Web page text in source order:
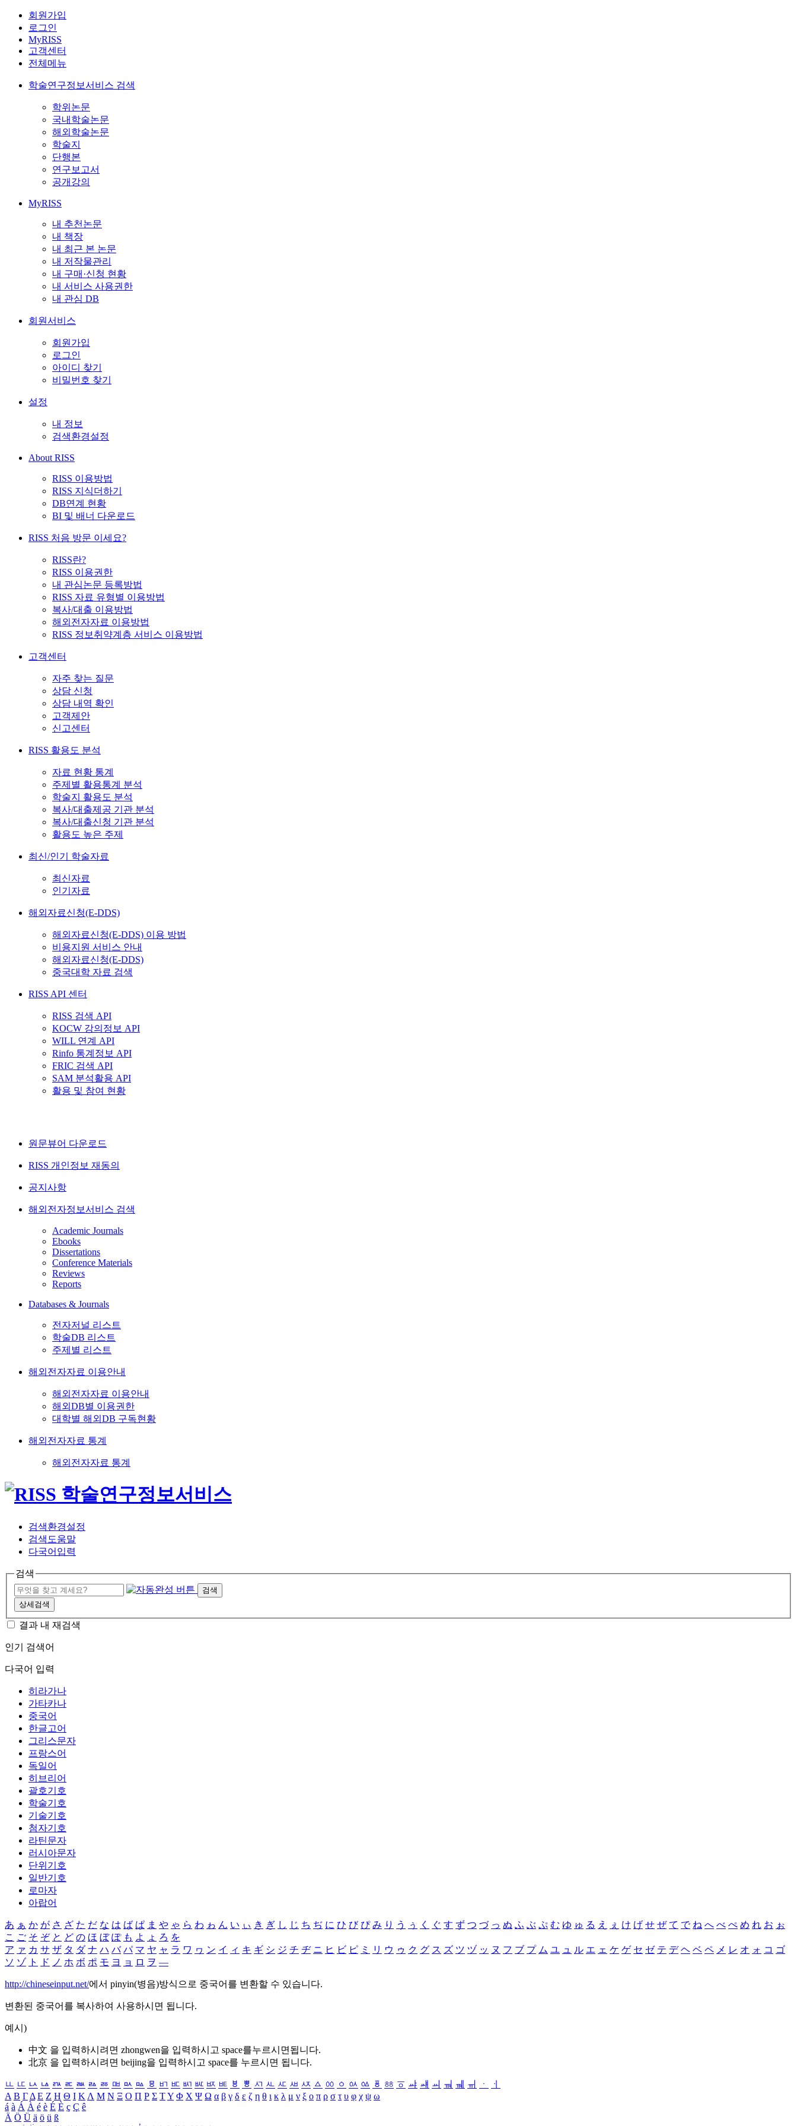
회원가입
로그인
MyRISS
고객센터
전체메뉴
학술연구정보서비스 검색
학위논문
국내학술논문
해외학술논문
학술지
단행본
연구보고서
공개강의
MyRISS
내 추천논문
내 책장
내 최근 본 논문
내 저작물관리
내 구매·신청 현황
내 서비스 사용권한
내 관심 DB
회원서비스
회원가입
로그인
아이디 찾기
비밀번호 찾기
설정
내 정보
검색환경설정
About RISS
RISS 이용방법
RISS 지식더하기
DB연계 현황
BI 및 배너 다운로드
RISS 처음 방문 이세요?
RISS란?
RISS 이용권한
내 관심논문 등록방법
RISS 자료 유형별 이용방법
복사/대출 이용방법
해외전자자료 이용방법
RISS 정보취약계층 서비스 이용방법
고객센터
자주 찾는 질문
상담 신청
상담 내역 확인
고객제안
신고센터
RISS 활용도 분석
자료 현황 통계
주제별 활용통계 분석
학술지 활용도 분석
복사/대출제공 기관 분석
복사/대출신청 기관 분석
활용도 높은 주제
최신/인기 학술자료
최신자료
인기자료
해외자료신청(E-DDS)
해외자료신청(E-DDS) 이용 방법
비용지원 서비스 안내
해외자료신청(E-DDS)
중국대학 자료 검색
RISS API 센터
RISS 검색 API
KOCW 강의정보 API
WILL 연계 API
Rinfo 통계정보 API
FRIC 검색 API
SAM 분석활용 API
활용 및 참여 현황
원문뷰어 다운로드
RISS 개인정보 재동의
공지사항
해외전자정보서비스 검색
Academic Journals
Ebooks
Dissertations
Conference Materials
Reviews
Reports
Databases & Journals
전자저널 리스트
학술DB 리스트
주제별 리스트
해외전자자료 이용안내
해외전자자료 이용안내
해외DB별 이용권한
대학별 해외DB 구독현황
해외전자자료 통계
해외전자자료 통계
검색환경설정
검색도움말
다국어입력
검색
검색
상세검색
결과 내 재검색
인기 검색어
다국어 입력
히라가나
가타카나
중국어
한글고어
그리스문자
프랑스어
독일어
히브리어
괄호기호
학술기호
기술기호
첨자기호
라틴문자
러시아문자
단위기호
일반기호
로마자
아랍어
あ ぁ か が さ ざ た だ な は ば ぱ ま や ゃ ら わ ゎ ん い ぃ き ぎ し じ ち ぢ に ひ び ぴ み り う ぅ く ぐ す ず つ づ っ ぬ ふ ぶ ぷ む ゆ ゅ る え ぇ け げ せ ぜ て で ね へ べ ぺ め れ お ぉ
こ ご そ ぞ と ど の ほ ぼ ぽ も よ ょ ろ を
ア ァ カ サ ザ タ ダ ナ ハ バ パ マ ヤ ャ ラ ワ ヮ ン イ ィ キ ギ シ ジ チ ヂ ニ ヒ ビ ピ ミ リ ウ ゥ ク グ ス ズ ツ ヅ ッ ヌ フ ブ プ ム ユ ュ ル エ ェ ケ ゲ セ ゼ テ デ ヘ ベ ペ メ レ オ ォ コ ゴ
ソ ゾ ト ド ノ ホ ボ ポ モ ヨ ョ ロ ヲ ―
http://chineseinput.net/에서 pinyin(병음)방식으로 중국어를 변환할 수 있습니다.
변환된 중국어를 복사하여 사용하시면 됩니다.
예시)
中文 을 입력하시려면 zhongwen을 입력하시고 space를누르시면됩니다.
北京 을 입력하시려면 beijing을 입력하시고 space를 누르시면 됩니다.
ㅥ ㅦ ㅧ ㅨ ㅩ ㅪ ㅫ ㅬ ㅭ ㅮ ㅯ ㅰ ㅱ ㅲ ㅳ ㅴ ㅵ ㅶ ㅷ ㅸ ㅹ ㅺ ㅻ ㅼ ㅽ ㅾ ㅿ ㆀ ㆁ ㆂ ㆃ ㆄ ㆅ ㆆ ㆇ ㆈ ㆉ ㆊ ㆋ ㆌ ㆍ
ㆎ
Α Β ΓΔ Ε Ζ Η Θ Ι ΚΛ Μ Ν Ξ Ο Π Ρ Σ ΤΥ Φ Χ Ψ Ω α β γ δ ε ζ η θ ι κ λ μ ν ξ ο π ρ σ τ υ φ χ ψ ω
á à Á À é è É È ç Ç ê
Ä Ö Ü ä ö ü ß